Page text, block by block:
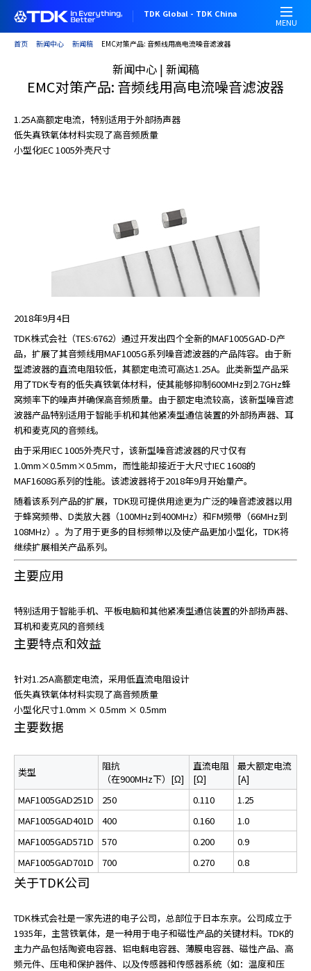
TDK Global - TDK China
MENU
首页 新闻中心 新闻稿 EMC对策产品: 音频线用高电流噪音滤波器
新闻中心 | 新闻稿
EMC对策产品: 音频线用高电流噪音滤波器
1.25A高额定电流，特别适用于外部扬声器
低失真铁氧体材料实现了高音频质量
小型化IEC 1005外壳尺寸
2018年9月4日
TDK株式会社（TES:6762）通过开发出四个全新的MAF1005GAD-D产
品，扩展了其音频线用MAF1005G系列噪音滤波器的产品阵容。由于新
型滤波器的直流电阻较低，其额定电流可高达1.25A。此类新型产品采
用了TDK专有的低失真铁氧体材料，使其能够抑制600MHz到2.7GHz蜂
窝频率下的噪声并确保高音频质量。由于额定电流较高，该新型噪音滤
波器产品特别适用于智能手机和其他紧凑型通信装置的外部扬声器、耳
机和麦克风的音频线。
由于采用IEC 1005外壳尺寸，该新型噪音滤波器的尺寸仅有
1.0mm×0.5mm×0.5mm，而性能却接近于大尺寸IEC 1608的
MAF1608G系列的性能。该滤波器将于2018年9月开始量产。
随着该系列产品的扩展，TDK现可提供用途更为广泛的噪音滤波器以用
于蜂窝频带、D类放大器（100MHz到400MHz）和FM频带（66MHz到
108MHz）。为了用于更多的目标频带以及使产品更加小型化，TDK将
继续扩展相关产品系列。
主要应用
特别适用于智能手机、平板电脑和其他紧凑型通信装置的外部扬声器、
耳机和麦克风的音频线
主要特点和效益
针对1.25A高额定电流，采用低直流电阻设计
低失真铁氧体材料实现了高音频质量
小型化尺寸1.0mm × 0.5mm × 0.5mm
主要数据
类型
阻抗
（在900MHz下）[Ω]
直流电阻
[Ω]
最大额定电流
[A]
MAF1005GAD251D
250 0.110
1.25
MAF1005GAD401D
400 0.160
1.0
MAF1005GAD571D
570 0.200
0.9
MAF1005GAD701D
700 0.270 0.8
关于TDK公司
TDK株式会社是一家先进的电子公司，总部位于日本东京。公司成立于
1935年，主营铁氧体，是一种用于电子和磁性产品的关键材料。TDK的
主力产品包括陶瓷电容器、铝电解电容器、薄膜电容器、磁性产品、高
频元件、压电和保护器件、以及传感器和传感器系统（如：温度和压